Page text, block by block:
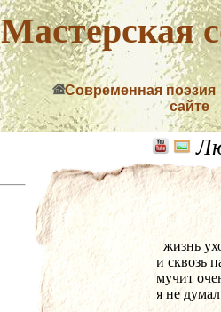
Мастерская
Современная поэзия
сайте
жизнь
и сквозь
мучит
я не